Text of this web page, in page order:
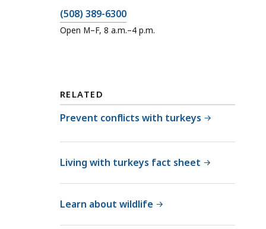
W
i
i
f
e
C
a
s
s
l
i
f
(508) 389-6300
Open M–F, 8 a.m.–4 p.m.
RELATED
Prevent conflicts with turkeys
Living with turkeys fact sheet
Learn about wildlife